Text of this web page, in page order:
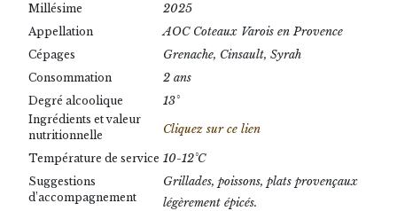
Millésime 2025
Appellation AOC Coteaux Varois en Provence
Cépages Grenache, Cinsault, Syrah
Consommation 2 ans
Degré alcoolique 13°
Ingrédients et valeur
nutritionnelle
Cliquez sur ce lien
Température de service 10-12°C
Suggestions
d’accompagnement
Grillades, poissons, plats provençaux
légèrement épicés.